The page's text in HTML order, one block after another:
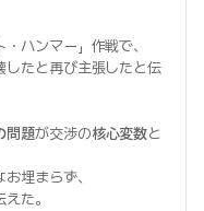
ハンマー」作戦で、
したと再び主張したと伝
問題が交渉の核心変数と
お埋まらず、
た。